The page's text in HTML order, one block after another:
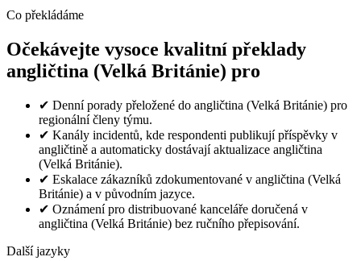
Co překládáme
Očekávejte vysoce kvalitní překlady
angličtina (Velká Británie) pro
✔ Denní porady přeložené do angličtina (Velká Británie) pro
regionální členy týmu.
✔ Kanály incidentů, kde respondenti publikují příspěvky v
angličtině a automaticky dostávají aktualizace angličtina
(Velká Británie).
✔ Eskalace zákazníků zdokumentované v angličtina (Velká
Británie) a v původním jazyce.
✔ Oznámení pro distribuované kanceláře doručená v
angličtina (Velká Británie) bez ručního přepisování.
Další jazyky